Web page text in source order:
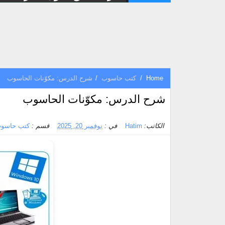
Home
/ كتب حاسوب / شرح الدرس: مكوّنات الحاسوب
شرح الدرس: مكوّنات الحاسوب
الكاتب: Hatim في : نوفمبر 20, 2025 قسم : كتب